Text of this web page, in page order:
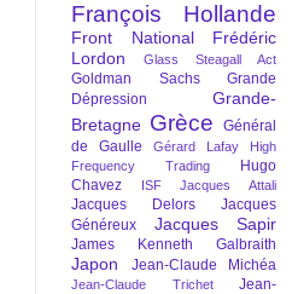
François Hollande
Front National
Frédéric
Lordon
Glass Steagall Act
Goldman Sachs
Grande
Dépression
Grande-
Bretagne Grèce
Général
de Gaulle
Gérard Lafay
High
Frequency Trading
Hugo
Chavez
ISF Jacques Attali
Jacques Delors
Jacques
Généreux
Jacques Sapir
James Kenneth Galbraith
Japon Jean-Claude Michéa
Jean-Claude Trichet
Jean-